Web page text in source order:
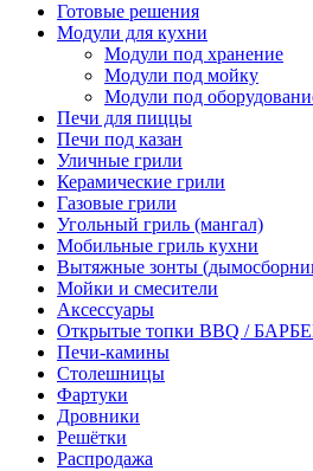
Готовые решения
Модули для кухни
Модули под хранение
Модули под мойку
Модули под
Печи для пиццы
Печи под казан
Уличные грили
Керамические грили
Газовые грили
Угольный гриль (мангал)
Мобильные гриль кухни
Вытяжные зонты
Мойки и смесители
Аксессуары
Открытые топки BBQ /
Печи-камины
Столешницы
Фартуки
Дровники
Решётки
Распродажа